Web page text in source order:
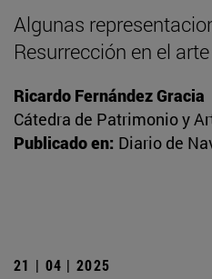
Algunas
Resurrección en el
Ricardo Fernández Gracia
Cátedra de Patrimonio y
Publicado en: Diario de
21 | 04 | 2025